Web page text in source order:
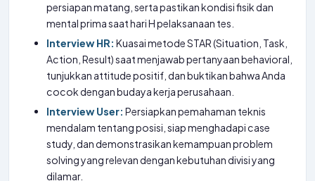
persiapan matang, serta pastikan kondisi fisik dan
mental prima saat hari H pelaksanaan tes.
Interview HR: Kuasai metode STAR (Situation, Task,
Action, Result) saat menjawab pertanyaan behavioral,
tunjukkan attitude positif, dan buktikan bahwa Anda
cocok dengan budaya kerja perusahaan.
Interview User: Persiapkan pemahaman teknis
mendalam tentang posisi, siap menghadapi case
study, dan demonstrasikan kemampuan problem
solving yang relevan dengan kebutuhan divisi yang
dilamar.